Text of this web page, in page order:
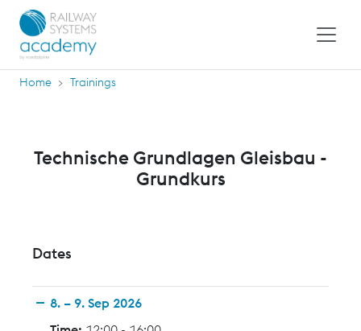
Home Trainings
Technische Grundlagen Gleisbau -
Grundkurs
Dates
8. – 9. Sep 2026